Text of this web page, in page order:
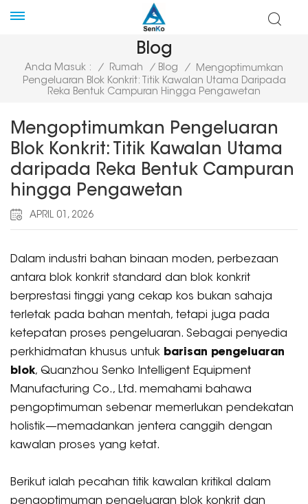
Blog
Anda Masuk : / Rumah / Blog /
Mengoptimumkan
Pengeluaran Blok Konkrit: Titik Kawalan Utama Daripada
Reka Bentuk Campuran Hingga Pengawetan
Mengoptimumkan Pengeluaran
Blok Konkrit: Titik Kawalan Utama
daripada Reka Bentuk Campuran
hingga Pengawetan
APRIL 01, 2026
Dalam industri bahan binaan moden, perbezaan
antara blok konkrit standard dan blok konkrit
berprestasi tinggi yang cekap kos bukan sahaja
terletak pada bahan mentah, tetapi juga pada
ketepatan proses pengeluaran. Sebagai penyedia
perkhidmatan khusus untuk barisan pengeluaran
blok, Quanzhou Senko Intelligent Equipment
Manufacturing Co., Ltd. memahami bahawa
pengoptimuman sebenar memerlukan pendekatan
holistik—memadankan jentera canggih dengan
kawalan proses yang ketat.
Berikut ialah pecahan titik kawalan kritikal dalam
pengoptimuman pengeluaran blok konkrit dan